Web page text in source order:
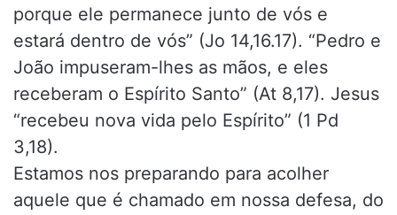
porque ele permanece junto de vós e
estará dentro de vós” (Jo 14,16.17). “Pedro e
João impuseram-lhes as mãos, e eles
receberam o Espírito Santo” (At 8,17). Jesus
“recebeu nova vida pelo Espírito” (1 Pd
3,18).
Estamos nos preparando para acolher
aquele que é chamado em nossa defesa, do